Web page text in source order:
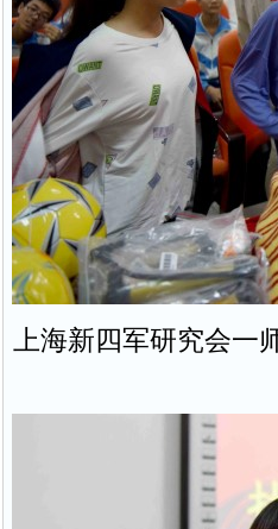
上海新四军研究会一